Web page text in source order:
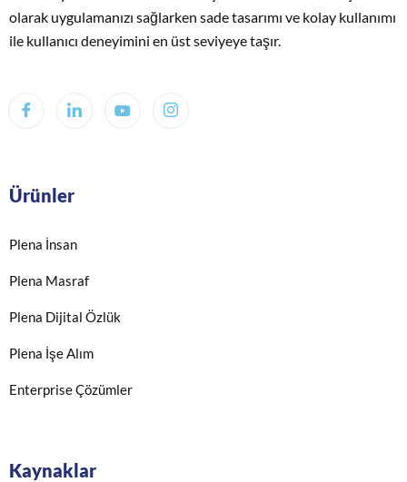
olarak uygulamanızı sağlarken sade tasarımı ve kolay kullanımı
ile kullanıcı deneyimini en üst seviyeye taşır.
Ürünler
Plena İnsan
Plena Masraf
Plena Dijital Özlük
Plena İşe Alım
Enterprise Çözümler
Kaynaklar